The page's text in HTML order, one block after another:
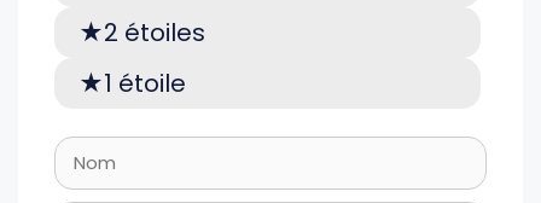
2 étoiles
1 étoile